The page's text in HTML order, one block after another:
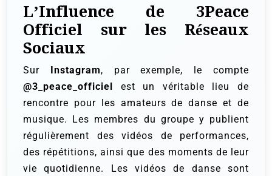
L’Influence de 3Peace
Officiel sur les Réseaux
Sociaux
Sur Instagram, par exemple, le compte
@3_peace_officiel est un véritable lieu de
rencontre pour les amateurs de danse et de
musique. Les membres du groupe y publient
régulièrement des vidéos de performances,
des répétitions, ainsi que des moments de leur
vie quotidienne. Les vidéos de danse sont